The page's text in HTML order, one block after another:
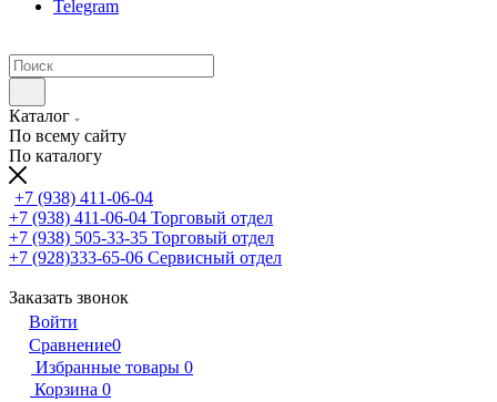
Telegram
Каталог
По всему сайту
По каталогу
+7 (938) 411-06-04
+7 (938) 411-06-04 Торговый отдел
+7 (938) 505-33-35 Торговый отдел
+7 (928)333-65-06 Сервисный отдел
Заказать звонок
Войти
Сравнение0
Избранные товары 0
Корзина 0